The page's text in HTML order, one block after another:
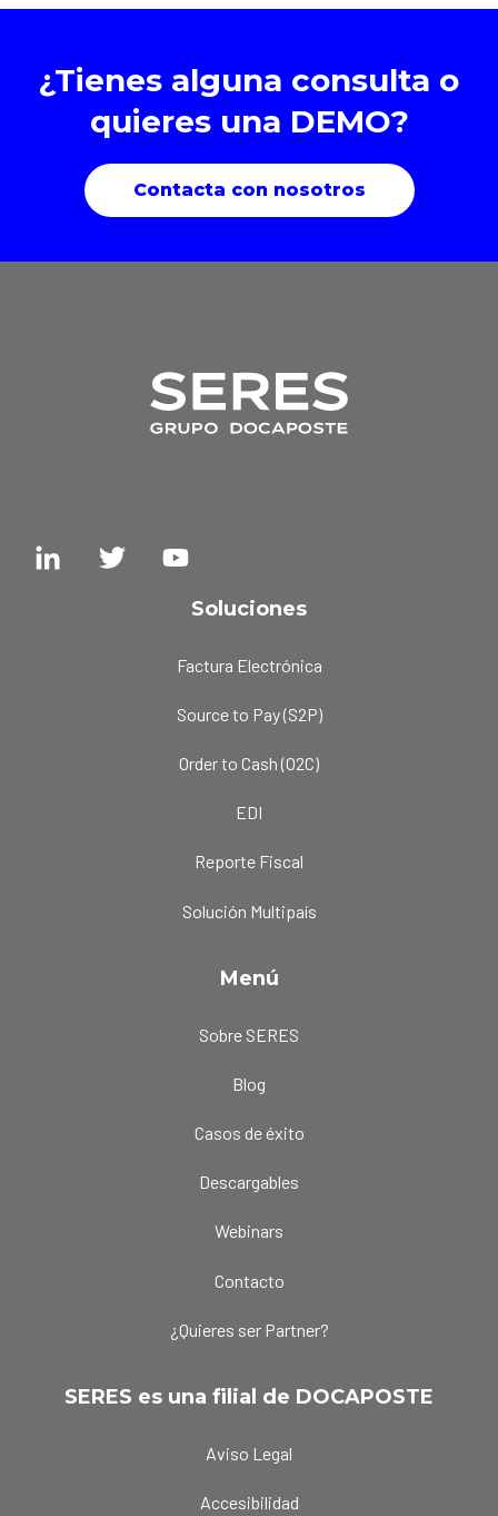
¿Tienes alguna consulta o
quieres una DEMO?
Contacta con nosotros
Soluciones
Factura Electrónica
Source to Pay (S2P)
Order to Cash (O2C)
EDI
Reporte Fiscal
Solución Multipaís
Menú
Sobre SERES
Blog
Casos de éxito
Descargables
Webinars
Contacto
¿Quieres ser Partner?
SERES es una filial de DOCAPOSTE
Aviso Legal
Accesibilidad